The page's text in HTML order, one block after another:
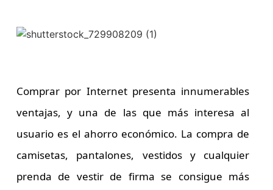
Comprar por Internet presenta innumerables
ventajas, y una de las que más interesa al
usuario es el ahorro económico. La compra de
camisetas, pantalones, vestidos y cualquier
prenda de vestir de firma se consigue más